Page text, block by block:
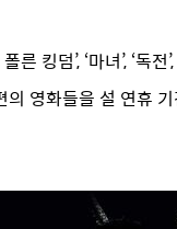
른 킹덤’, ‘마녀’, ‘
영화들을 설 연휴